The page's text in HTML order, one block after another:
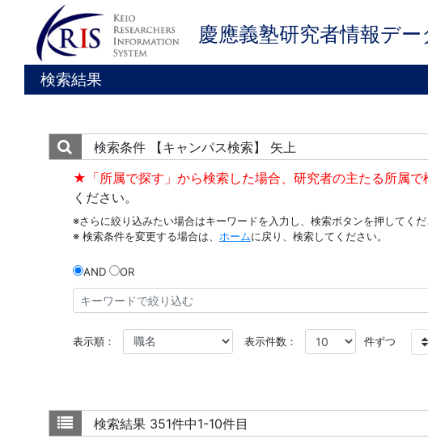
慶應義塾研究者情報デー
検索結果
検索条件
【キャンパス検索】 矢上
★「所属で探す」から検索した場合、研究者の主たる所属で
ください。
※さらに絞り込みたい場合はキーワードを入力し、検索ボタンを押してく
※ 検索条件を変更する場合は、 ホームに戻り、検索してください。
AND OR
表示順： 表示件数： 件ずつ
検索結果 351件中1-10件目